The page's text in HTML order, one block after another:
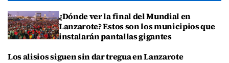
¿Dónde ver la final del Mundial en
Lanzarote? Estos son los municipios que
instalarán pantallas gigantes
Los alisios siguen sin dar tregua en Lanzarote